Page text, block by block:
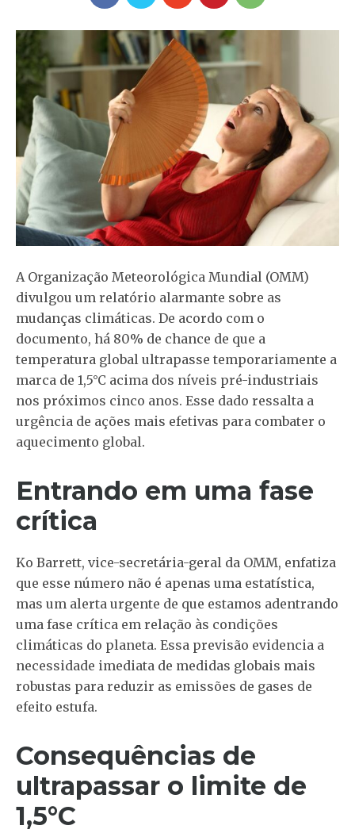
A Organização Meteorológica Mundial (OMM)
divulgou um relatório alarmante sobre as
mudanças climáticas. De acordo com o
documento, há 80% de chance de que a
temperatura global ultrapasse temporariamente a
marca de 1,5°C acima dos níveis pré-industriais
nos próximos cinco anos. Esse dado ressalta a
urgência de ações mais efetivas para combater o
aquecimento global.
Entrando em uma fase
crítica
Ko Barrett, vice-secretária-geral da OMM, enfatiza
que esse número não é apenas uma estatística,
mas um alerta urgente de que estamos adentrando
uma fase crítica em relação às condições
climáticas do planeta. Essa previsão evidencia a
necessidade imediata de medidas globais mais
robustas para reduzir as emissões de gases de
efeito estufa.
Consequências de
ultrapassar o limite de
1,5°C